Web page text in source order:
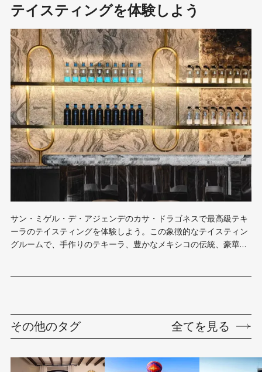
テイスティングを体験しよう
サン・ミゲル・デ・アジェンデのカサ・ドラゴネスで最高級テキ
ーラのテイスティングを体験しよう。この象徴的なテイスティン
グルームで、手作りのテキーラ、豊かなメキシコの伝統、豪華な
その他のタグ 全てを見る